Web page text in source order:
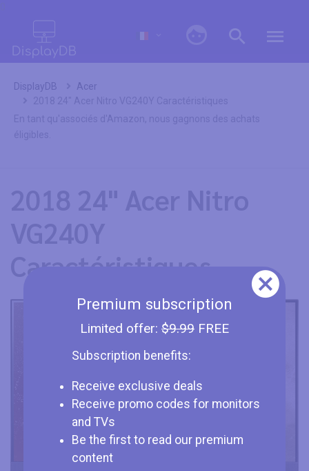
Premium subscription
Limited offer: $9.99FREE
Subscription benefits:
Receive exclusive deals
Receive promo codes for monitors
and TVs
Be the first to read our premium
content
DisplayDB
Acer
2018 24" Acer Nitro VG240Y Caractéristiques
En tant qu'associés d'Amazon, nous gagnons des achats
éligibles.
2018 24" Acer Nitro
VG240Y
Caractéristiques